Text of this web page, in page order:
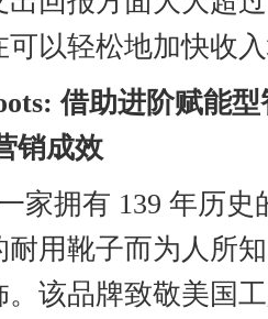
以轻松地加快收
借助进阶赋能
销成效
家拥有 139 年历
耐用靴子而为人所
。该品牌致敬美国